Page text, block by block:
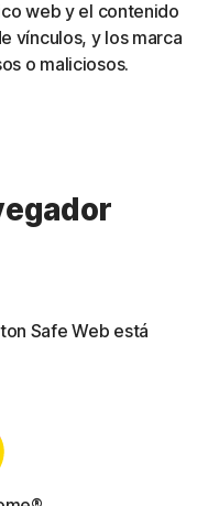
web y el contenido
vínculos, y los marca
o maliciosos.
Safe Web está